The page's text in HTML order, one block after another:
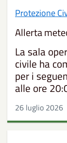
Protezione
Allerta
La sala
civile ha
per i
alle ore
26 luglio 2026